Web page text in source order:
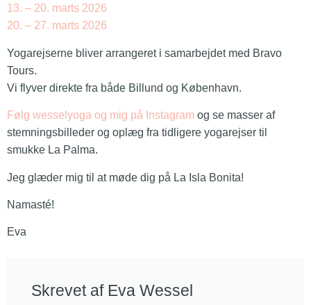
13. – 20. marts 2026
20. – 27. marts 2026
Yogarejserne bliver arrangeret i samarbejdet med Bravo
Tours.
Vi flyver direkte fra både Billund og København.
Følg wesselyoga og mig på Instagram og se masser af
stemningsbilleder og oplæg fra tidligere yogarejser til
smukke La Palma.
Jeg glæder mig til at møde dig på La Isla Bonita!
Namasté!
Eva
Skrevet af Eva Wessel